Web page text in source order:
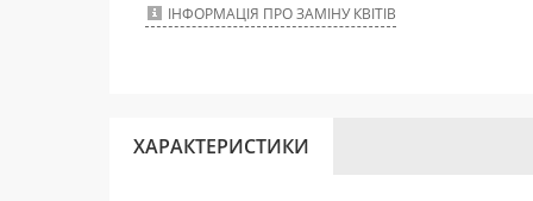
ІНФОРМАЦІЯ ПРО ЗАМІНУ КВІТІВ
ХАРАКТЕРИСТИКИ